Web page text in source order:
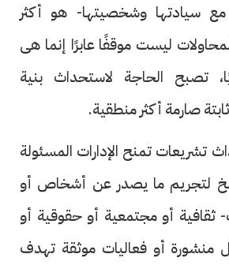
سيادتها وشخصيتها- هو أكثر
ليست موقفًا عابرًا إنما هى
تصبح الحاجة لاستحداث بنية
صارمة أكثر منطقية.
تشريعات تمنح الإدارات المسئولة
لتجريم ما يصدر عن أشخاص أو
أو مجتمعية أو حقوقية أو
منشورة أو فعاليات موثقة تهدف